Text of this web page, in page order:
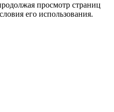
просмотр страниц
его использования.